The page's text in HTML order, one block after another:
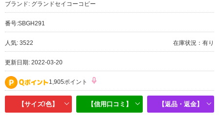
ブランド: グランドセイコーコピー
番号:SBGH291
人気: 3522 在庫状況：有り
更新日期: 2022-03-20
1,905ポイント
【サイズ/色】 【信用口コミ】 【返品・返金】